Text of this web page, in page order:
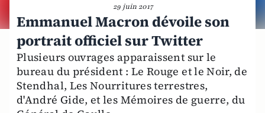
29 juin 2017
Emmanuel Macron dévoile son
portrait officiel sur Twitter
Plusieurs ouvrages apparaissent sur le
bureau du président : Le Rouge et le Noir, de
Stendhal, Les Nourritures terrestres,
d'André Gide, et les Mémoires de guerre, du